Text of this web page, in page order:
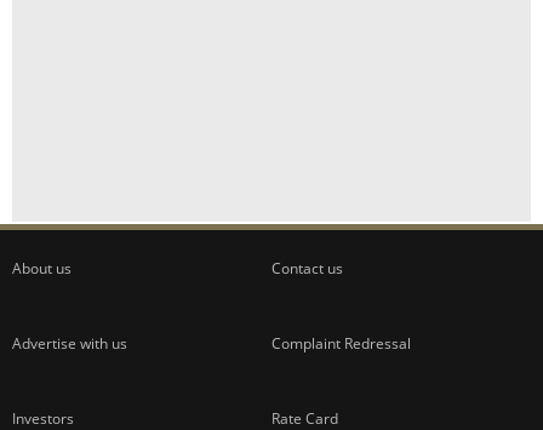
About us Contact us
Advertise with us Complaint Redressal
Investors Rate Card